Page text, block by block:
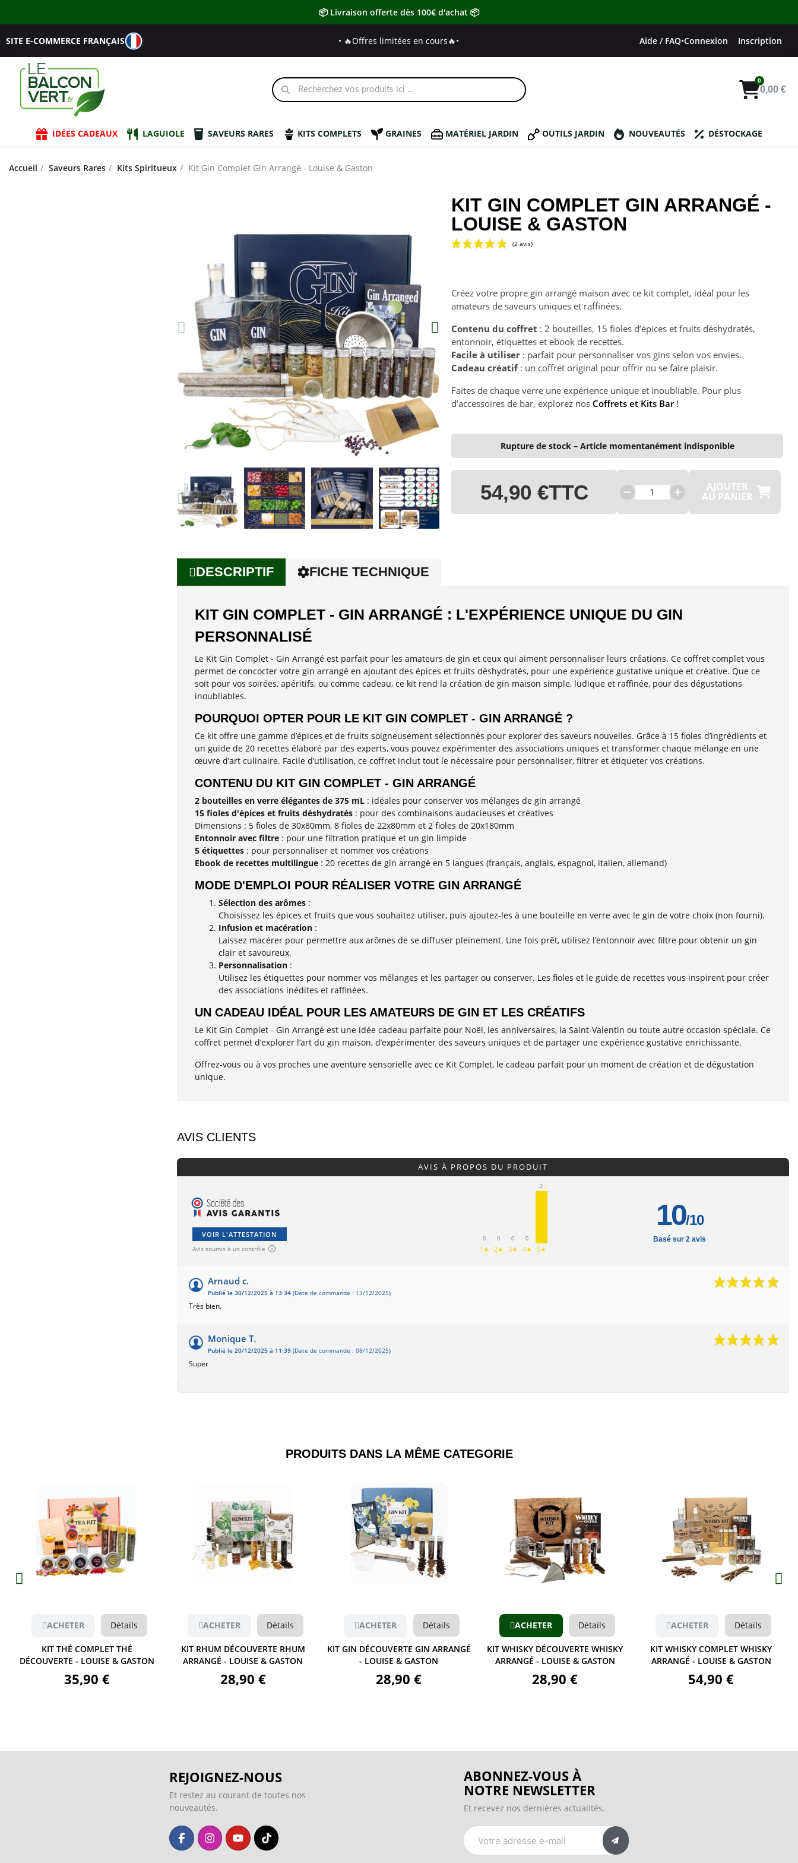
📦 Livraison offerte dès 100€ d'achat 📦
SITE E-COMMERCE FRANÇAIS • 🔥Offres limitées en cours🔥• Aide / FAQ•Connexion Inscription
0,00 €
IDÉES CADEAUX LAGUIOLE SAVEURS RARES KITS COMPLETS GRAINES MATÉRIEL JARDIN OUTILS JARDIN NOUVEAUTÉS DÉSTOCKAGE
Accueil Saveurs Rares Kits Spiritueux Kit Gin Complet Gin Arrangé - Louise & Gaston
KIT GIN COMPLET GIN ARRANGÉ -
LOUISE & GASTON
Créez votre propre gin arrangé maison avec ce kit complet, idéal pour les
amateurs de saveurs uniques et raffinées.
Contenu du coffret : 2 bouteilles, 15 fioles d’épices et fruits déshydratés,
entonnoir, étiquettes et ebook de recettes.
Facile à utiliser : parfait pour personnaliser vos gins selon vos envies.
Cadeau créatif: un coffret original pour offrir ou se faire plaisir.
Faites de chaque verre une expérience unique et inoubliable. Pour plus
d’accessoires de bar, explorez nos Coffrets et Kits Bar!
Rupture de stock – Article momentanément indisponible
54,90 €TTC AJOUTER
AU PANIER
DESCRIPTIF FICHE TECHNIQUE
KIT GIN COMPLET - GIN ARRANGÉ : L'EXPÉRIENCE UNIQUE DU GIN
PERSONNALISÉ
Le Kit Gin Complet - Gin Arrangé est parfait pour les amateurs de gin et ceux qui aiment personnaliser leurs créations. Ce coffret complet vous
permet de concocter votre gin arrangé en ajoutant des épices et fruits déshydratés, pour une expérience gustative unique et créative. Que ce
soit pour vos soirées, apéritifs, ou comme cadeau, ce kit rend la création de gin maison simple, ludique et raffinée, pour des dégustations
inoubliables.
POURQUOI OPTER POUR LE KIT GIN COMPLET - GIN ARRANGÉ ?
Ce kit offre une gamme d’épices et de fruits soigneusement sélectionnés pour explorer des saveurs nouvelles. Grâce à 15 fioles d’ingrédients et
un guide de 20 recettes élaboré par des experts, vous pouvez expérimenter des associations uniques et transformer chaque mélange en une
œuvre d’art culinaire. Facile d’utilisation, ce coffret inclut tout le nécessaire pour personnaliser, filtrer et étiqueter vos créations.
CONTENU DU KIT GIN COMPLET - GIN ARRANGÉ
2 bouteilles en verre élégantes de 375 mL: idéales pour conserver vos mélanges de gin arrangé
15 fioles d'épices et fruits déshydratés: pour des combinaisons audacieuses et créatives
Dimensions : 5 fioles de 30x80mm, 8 fioles de 22x80mm et 2 fioles de 20x180mm
Entonnoir avec filtre: pour une filtration pratique et un gin limpide
5 étiquettes: pour personnaliser et nommer vos créations
Ebook de recettes multilingue: 20 recettes de gin arrangé en 5 langues (français, anglais, espagnol, italien, allemand)
MODE D'EMPLOI POUR RÉALISER VOTRE GIN ARRANGÉ
Sélection des arômes:
Choisissez les épices et fruits que vous souhaitez utiliser, puis ajoutez-les à une bouteille en verre avec le gin de votre choix (non fourni).
Infusion et macération:
Laissez macérer pour permettre aux arômes de se diffuser pleinement. Une fois prêt, utilisez l’entonnoir avec filtre pour obtenir un gin
clair et savoureux.
Personnalisation:
Utilisez les étiquettes pour nommer vos mélanges et les partager ou conserver. Les fioles et le guide de recettes vous inspirent pour créer
des associations inédites et raffinées.
UN CADEAU IDÉAL POUR LES AMATEURS DE GIN ET LES CRÉATIFS
Le Kit Gin Complet - Gin Arrangé est une idée cadeau parfaite pour Noël, les anniversaires, la Saint-Valentin ou toute autre occasion spéciale. Ce
coffret permet d’explorer l’art du gin maison, d’expérimenter des saveurs uniques et de partager une expérience gustative enrichissante.
Offrez-vous ou à vos proches une aventure sensorielle avec ce Kit Complet, le cadeau parfait pour un moment de création et de dégustation
unique.
AVIS CLIENTS
AVIS À PROPOS DU PRODUIT
VOIR L'ATTESTATION
Avis soumis à un contrôle
0
1★
0
2★
0
3★
0
4★
2
5★
10/10
Basé sur 2 avis
Arnaud c.
Publié le 30/12/2025 à 13:34(Date de commande : 13/12/2025)
Très bien.
Monique T.
Publié le 20/12/2025 à 11:39(Date de commande : 08/12/2025)
Super
PRODUITS DANS LA MÊME CATEGORIE​
& GASTON
ACHETER
KIT RHUM DÉCOUVERTE RHUM
ARRANGÉ - LOUISE & GASTON
ACHETER
KIT GIN DÉCOUVERTE GIN ARRANGÉ
- LOUISE & GASTON
ACHETER
KIT WHISKY DÉCOUVERTE WHISKY
ARRANGÉ - LOUISE & GASTON
Aperçu
ACHETER
KIT WHISKY COMPLET WHISKY
ARRANGÉ - LOUISE & GASTON
Aperçu
ACHETER
KIT RHUM
ARRANGÉ - LOUISE &
REJOIGNEZ-NOUS
Et restez au courant de toutes nos
nouveautés.
ABONNEZ-VOUS À
NOTRE NEWSLETTER
Et recevez nos dernières actualités.